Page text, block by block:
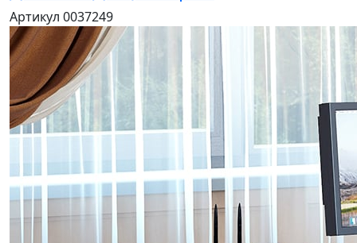
Артикул 0037249